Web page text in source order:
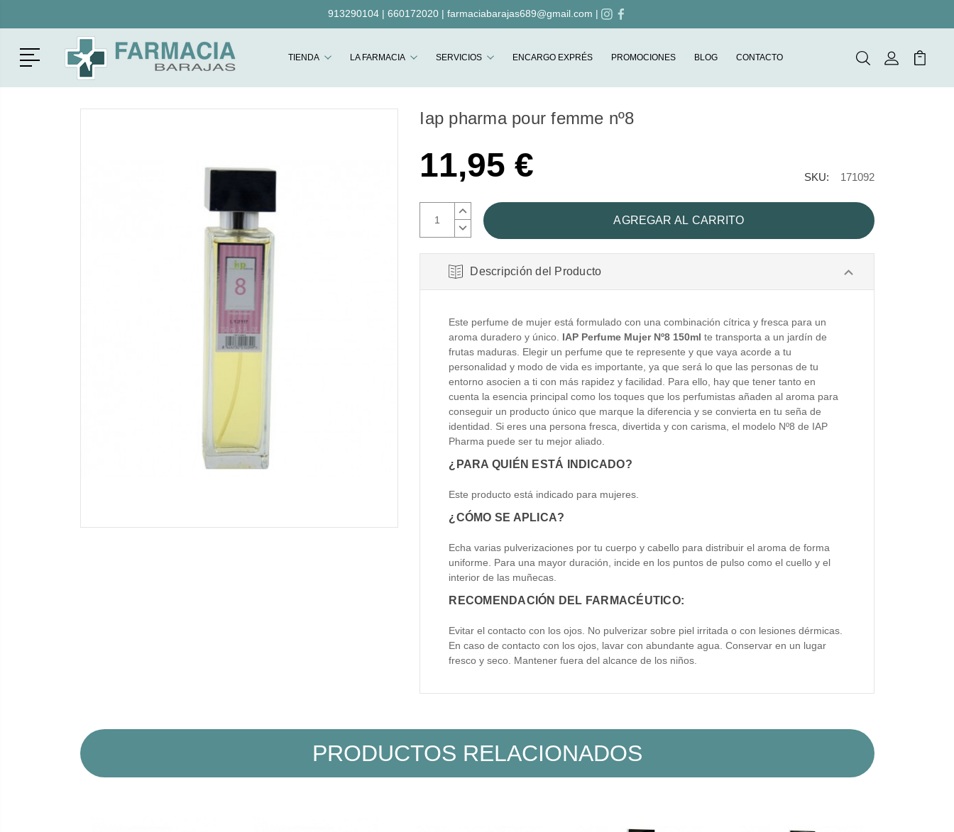
913290104| 660172020| farmaciabarajas689@gmail.com |
Menú TIENDA LA FARMACIA SERVICIOS ENCARGO EXPRÉS PROMOCIONES BLOG CONTACTO BuscarMi Cuenta
Mi
Iap pharma pour femme nº8
11,95 €
AUMENTAR
CANTIDAD:
DISMINUIR
CANTIDAD:
SKU: 171092
Descripción del Producto
Este perfume de mujer está formulado con una combinación cítrica y fresca para un
aroma duradero y único. IAP Perfume Mujer Nº8 150ml te transporta a un jardín de
frutas maduras. Elegir un perfume que te represente y que vaya acorde a tu
personalidad y modo de vida es importante, ya que será lo que las personas de tu
entorno asocien a ti con más rapidez y facilidad. Para ello, hay que tener tanto en
cuenta la esencia principal como los toques que los perfumistas añaden al aroma para
conseguir un producto único que marque la diferencia y se convierta en tu seña de
identidad. Si eres una persona fresca, divertida y con carisma, el modelo Nº8 de IAP
Pharma puede ser tu mejor aliado.
¿PARA QUIÉN ESTÁ INDICADO?
Este producto está indicado para mujeres.
¿CÓMO SE APLICA?
Echa varias pulverizaciones por tu cuerpo y cabello para distribuir el aroma de forma
uniforme. Para una mayor duración, incide en los puntos de pulso como el cuello y el
interior de las muñecas.
RECOMENDACIÓN DEL FARMACÉUTICO:
Evitar el contacto con los ojos. No pulverizar sobre piel irritada o con lesiones dérmicas.
En caso de contacto con los ojos, lavar con abundante agua. Conservar en un lugar
fresco y seco. Mantener fuera del alcance de los niños.
PRODUCTOS RELACIONADOS